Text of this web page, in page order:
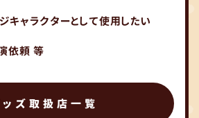
キャラクターとして使用したい
依頼 等
ッズ取扱店一覧